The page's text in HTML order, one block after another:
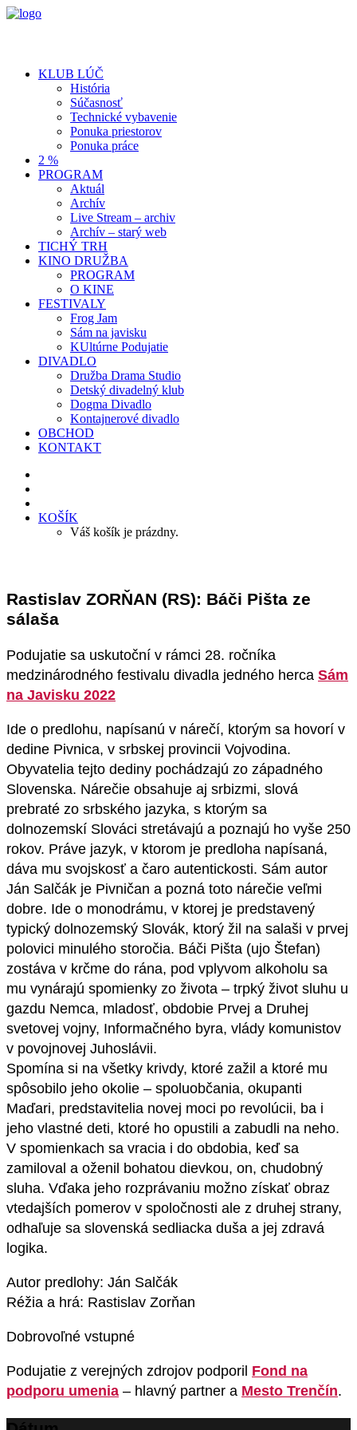
KLUB LÚČ
História
Súčasnosť
Technické vybavenie
Ponuka priestorov
Ponuka práce
2 %
PROGRAM
Aktuál
Archív
Live Stream – archiv
Archív – starý web
TICHÝ TRH
KINO DRUŽBA
PROGRAM
O KINE
FESTIVALY
Frog Jam
Sám na javisku
KUltúrne Podujatie
DIVADLO
Družba Drama Studio
Detský divadelný klub
Dogma Divadlo
Kontajnerové divadlo
OBCHOD
KONTAKT
KOŠÍK
Váš košík je prázdny.
Rastislav ZORŇAN (RS): Báči Pišta ze
sálaša
Podujatie sa uskutoční v rámci 28. ročníka
medzinárodného festivalu divadla jedného herca Sám
na Javisku 2022
Ide o predlohu, napísanú v nárečí, ktorým sa hovorí v
dedine Pivnica, v srbskej provincii Vojvodina.
Obyvatelia tejto dediny pochádzajú zo západného
Slovenska. Nárečie obsahuje aj srbizmi, slová
prebraté zo srbského jazyka, s ktorým sa
dolnozemskí Slováci stretávajú a poznajú ho vyše 250
rokov. Práve jazyk, v ktorom je predloha napísaná,
dáva mu svojskosť a čaro autentickosti. Sám autor
Ján Salčák je Pivničan a pozná toto nárečie veľmi
dobre. Ide o monodrámu, v ktorej je predstavený
typický dolnozemský Slovák, ktorý žil na salaši v prvej
polovici minulého storočia. Báči Pišta (ujo Štefan)
zostáva v krčme do rána, pod vplyvom alkoholu sa
mu vynárajú spomienky zo života – trpký život sluhu u
gazdu Nemca, mladosť, obdobie Prvej a Druhej
svetovej vojny, Informačného byra, vlády komunistov
v povojnovej Juhoslávii.
Spomína si na všetky krivdy, ktoré zažil a ktoré mu
spôsobilo jeho okolie – spoluobčania, okupanti
Maďari, predstavitelia novej moci po revolúcii, ba i
jeho vlastné deti, ktoré ho opustili a zabudli na neho.
V spomienkach sa vracia i do obdobia, keď sa
zamiloval a oženil bohatou dievkou, on, chudobný
sluha. Vďaka jeho rozprávaniu možno získať obraz
vtedajších pomerov v spoločnosti ale z druhej strany,
odhaľuje sa slovenská sedliacka duša a jej zdravá
logika.
Autor predlohy: Ján Salčák
Réžia a hrá: Rastislav Zorňan
Dobrovoľné vstupné
Podujatie z verejných zdrojov podporil Fond na
podporu umenia – hlavný partner a Mesto Trenčín.